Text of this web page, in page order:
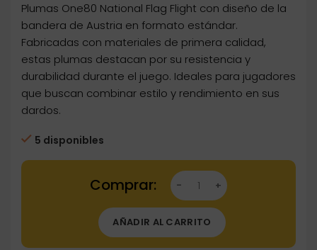
original
era:
0,76€.
actual
es:
0,57€.
Plumas One80 National Flag Flight con diseño de la
bandera de Austria en formato estándar.
Fabricadas con materiales de primera calidad,
estas plumas destacan por su resistencia y
durabilidad durante el juego. Ideales para jugadores
que buscan combinar estilo y rendimiento en sus
dardos.
5 disponibles
Dartstore Pluma One80 National Flag Flight
AÑADIR AL CARRITO